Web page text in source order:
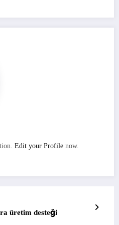
Edit your Profile now.
üretim desteği